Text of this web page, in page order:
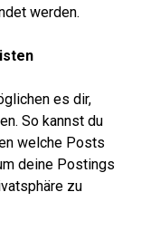
werden.
es dir,
So kannst du
welche Posts
deine Postings
zu